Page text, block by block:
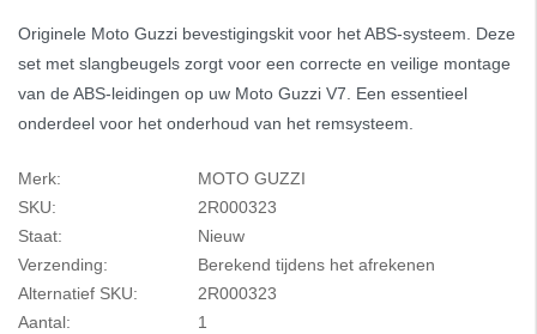
Originele Moto Guzzi bevestigingskit voor het ABS-systeem. Deze
set met slangbeugels zorgt voor een correcte en veilige montage
van de ABS-leidingen op uw Moto Guzzi V7. Een essentieel
onderdeel voor het onderhoud van het remsysteem.
Merk:
MOTO GUZZI
SKU:
2R000323
Staat:
Nieuw
Verzending:
Berekend tijdens het afrekenen
Alternatief SKU:
2R000323
Aantal:
1